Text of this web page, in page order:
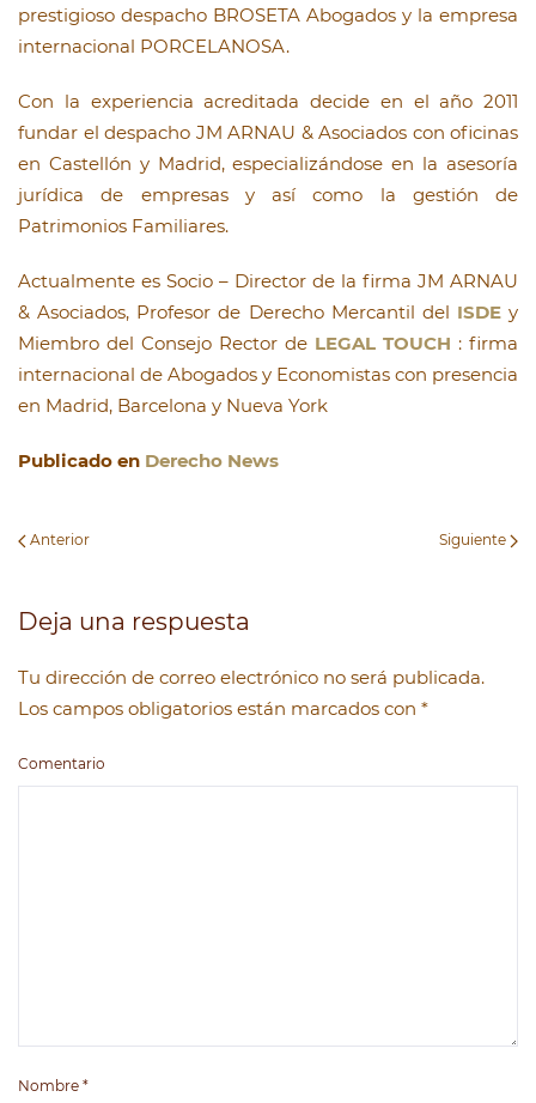
prestigioso despacho BROSETA Abogados y la empresa
internacional PORCELANOSA.
Con la experiencia acreditada decide en el año 2011
fundar el despacho JM ARNAU & Asociados con oficinas
en Castellón y Madrid, especializándose en la asesoría
jurídica de empresas y así como la gestión de
Patrimonios Familiares.
Actualmente es Socio – Director de la firma JM ARNAU
& Asociados, Profesor de Derecho Mercantil del ISDEy
Miembro del Consejo Rector de LEGAL TOUCH : firma
internacional de Abogados y Economistas con presencia
en Madrid, Barcelona y Nueva York
Publicado en Derecho News
Anterior Siguiente
Deja una respuesta
Tu dirección de correo electrónico no será publicada.
Los campos obligatorios están marcados con *
Comentario
Nombre *